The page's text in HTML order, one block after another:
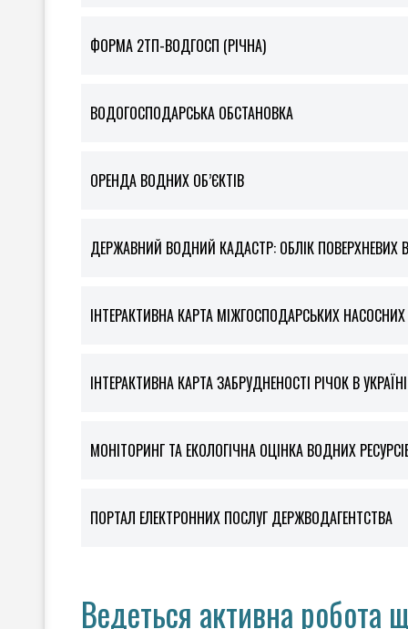
ФOРМА 2ТП-ВОДГОСП (РІЧНА)
ВОДОГОСПОДАРСЬКА ОБСТАНОВКА
ОРЕНДА ВОДНИХ ОБ’ЄКТІВ
ДЕРЖАВНИЙ ВОДНИЙ КАДАСТР: ОБЛІК ПОВЕРХНЕВИХ
ІНТЕРАКТИВНА КАРТА МІЖГОСПОДАРСЬКИХ
ІНТЕРАКТИВНА КАРТА ЗАБРУДНЕНОСТІ РІЧОК В УКРАЇНІ
МОНІТОРИНГ ТА ЕКОЛОГІЧНА ОЦІНКА ВОДНИХ
ПОРТАЛ ЕЛЕКТРОННИХ ПОСЛУГ ДЕРЖВОДАГЕНТСТВА
Ведеться активна робота